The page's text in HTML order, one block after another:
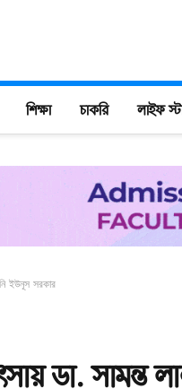
শিক্ষা চাকরি লাইফ
ইউনূস সরকার
ডা.